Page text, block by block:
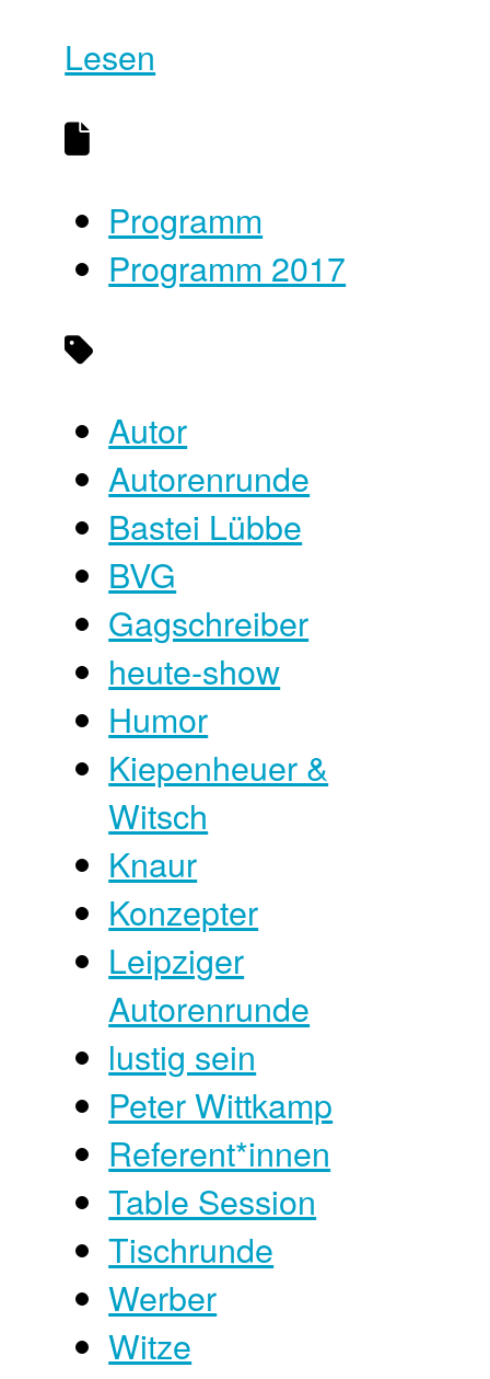
Lesen
Programm
Programm 2017
Autor
Autorenrunde
Bastei Lübbe
BVG
Gagschreiber
heute-show
Humor
Kiepenheuer &
Witsch
Knaur
Konzepter
Leipziger
Autorenrunde
lustig sein
Peter Wittkamp
Referent*innen
Table Session
Tischrunde
Werber
Witze